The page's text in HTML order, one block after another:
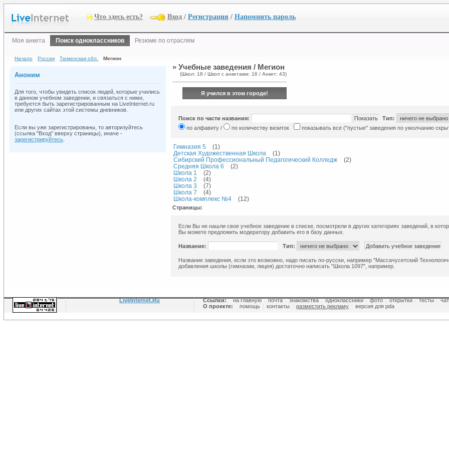
Что здесь есть? Вход / Регистрация / Напомнить пароль
Моя анкета Поиск одноклассников Резюме по отраслям
Начало Россия Тюменская обл. Мегион
Аноним
Для того, чтобы увидеть список людей, которые учились
в данном учебном заведении, и связаться с ними,
требуется быть зарегистрированным на LiveInternet.ru
или других сайтах этой системы дневников.
Если вы уже зарегистрированы, то авторизуйтесь
(ссылка "Вход" вверху страницы), иначе -
зарегистрируйтесь
» Учебные заведения / Мегион
(Школ: 18 / Школ с анкетами: 16 / Анкет: 43)
Я учился в этом городе!
Поиск по части названия:
Тип:
по алфавиту /
по количеству визиток показывать все ("пустые" заведения по умолчанию
Гимназия 5
(1)
Детская Художественная Школа
(1)
Сибирский Профессиональный Педагогический Колледж
(2)
Средняя Школа 6
(2)
Школа 1
(2)
Школа 2
(4)
Школа 3
(7)
Школа 7
(4)
Школа-комплекс №4
(12)
Страницы:
Если Вы не нашли свое учебное заведение в списке, посмотрели в других категориях заведений, в
Вы можете предложить модератору добавить его в базу данных.
Название: Тип:
Название заведения, если это возможно, надо писать по-русски, например "Массачусетский
добавления школы (гимназии, лицея) достаточно написать "Школа 1097", например.
LiveInternet.Ru Ссылки: на главную | почта | знакомства | одноклассники | фото | открытки | тесты | чат
О проекте:
помощь контакты разместить рекламу версия для pda